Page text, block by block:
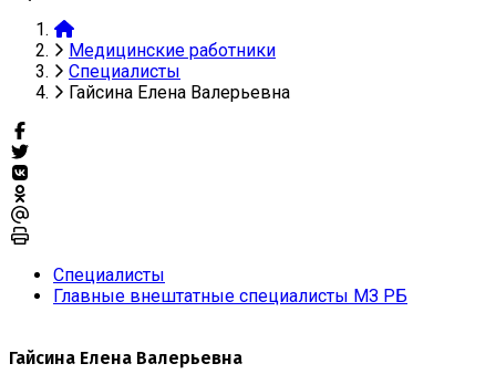
Медицинские работники
Специалисты
Гайсина Елена Валерьевна
Специалисты
Главные внештатные специалисты МЗ РБ
Гайсина Елена Валерьевна